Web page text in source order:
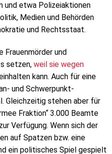
und etwa Polizeiaktionen
Medien und Behörden
und Rechtsstaat.
und
setzen, weil sie wegen
kann. Auch für eine
und Schwerpunkt-
Gleichzeitig stehen aber für
Fraktion“ 3.000 Beamte
Verfügung. Wenn sich der
auf Spatzen bzw. eine
ein politisches Spiel gespielt